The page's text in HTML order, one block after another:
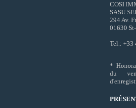
COSI
SASU
294 Av.
01630
Tel.: +33
*
du